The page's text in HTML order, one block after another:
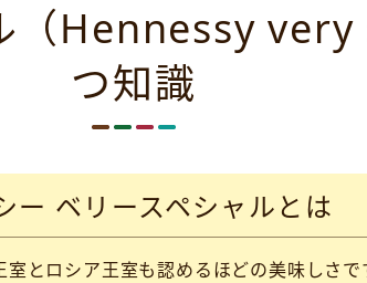
（Hennessy
つ知識
ー ベリースペシャルとは
とロシア王室も認めるほどの美味しさで